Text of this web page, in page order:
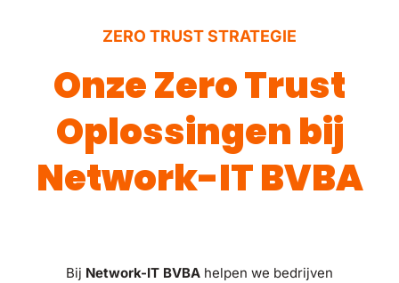
ZERO TRUST STRATEGIE
Onze Zero Trust
Oplossingen bij
Network-IT BVBA
Bij Network-IT BVBA helpen we bedrijven